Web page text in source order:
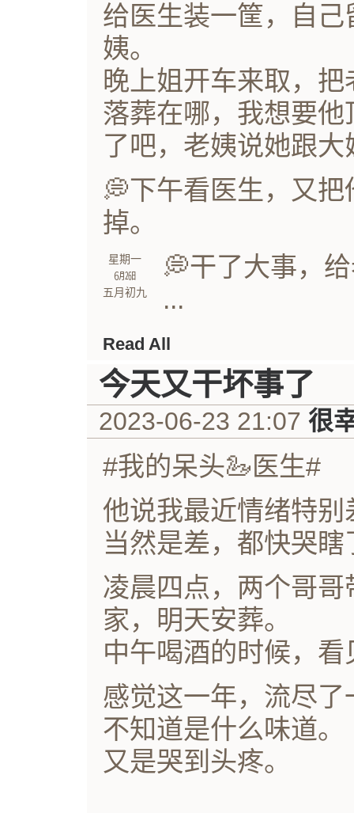
给医生装一筐，自
姨。
晚上姐开车来取，
落葬在哪，我想要
了吧，老姨说她跟大
💭下午看医生，又
掉。
星期一
㋅㏹
五月初九
💭干了大事，
...
Read All
今天又干坏事了
2023-06-23 21:07 很
#我的呆头🦢医生#
他说我最近情绪特别
当然是差，都快哭瞎
凌晨四点，两个哥
家，明天安葬。
中午喝酒的时候，
感觉这一年，流尽
不知道是什么味道。
又是哭到头疼。